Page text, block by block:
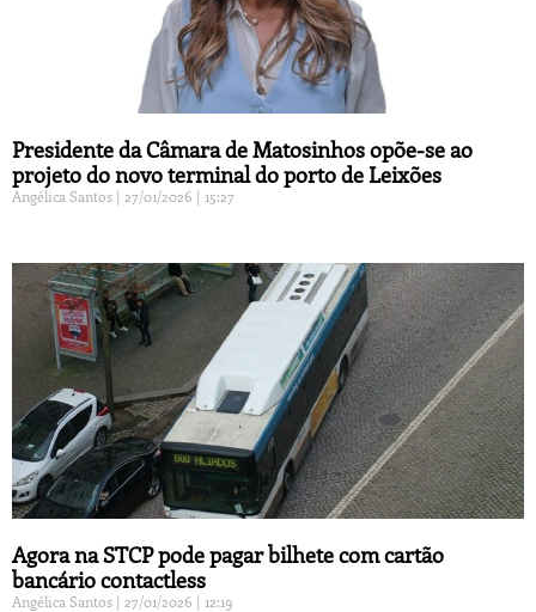
Presidente da Câmara de Matosinhos opõe-se ao
projeto do novo terminal do porto de Leixões
Angélica Santos 27/01/2026 15:27
Agora na STCP pode pagar bilhete com cartão
bancário contactless
Angélica Santos 27/01/2026 12:19